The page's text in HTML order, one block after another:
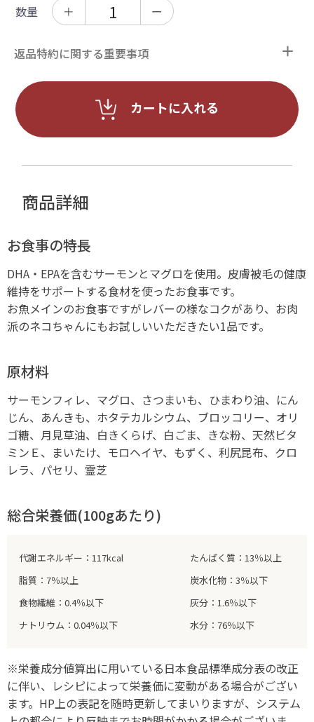
数量 ＋ ー
返品特約に関する重要事項
カートに入れる
商品詳細
お食事の特長
DHA・EPAを含むサーモンとマグロを使用。皮膚被毛の健康
維持をサポートする食材を使ったお食事です。
お魚メインのお食事ですがレバーの様なコクがあり、お肉
派のネコちゃんにもお試しいいただきたい1品です。
原材料
サーモンフィレ、マグロ、さつまいも、ひまわり油、にん
じん、あんきも、ホタテカルシウム、ブロッコリー、オリ
ゴ糖、月見草油、白きくらげ、白ごま、きな粉、天然ビタ
ミンＥ、まいたけ、モロヘイヤ、もずく、利尻昆布、クロ
レラ、パセリ、霊芝
総合栄養価(100gあたり)
代謝エネルギー：117kcal
たんぱく質：13％以上
脂質：7％以上
炭水化物：3％以下
食物繊維：0.4％以下
灰分：1.6％以下
ナトリウム：0.04％以下
水分：76％以下
※栄養成分値算出に用いている日本食品標準成分表の改正
に伴い、レシピによって栄養価に変動がある場合がござい
ます。HP上の表記を随時更新してまいりますが、システム